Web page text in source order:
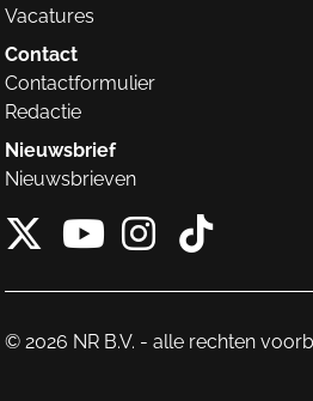
Vacatures
Contact
Contactformulier
Redactie
Nieuwsbrief
Nieuwsbrieven
X van
© 2026 NR B.V. - alle rechten